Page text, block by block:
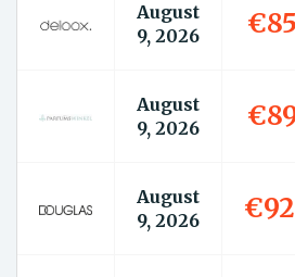
August
9, 2026
August
9, 2026
August
9, 2026